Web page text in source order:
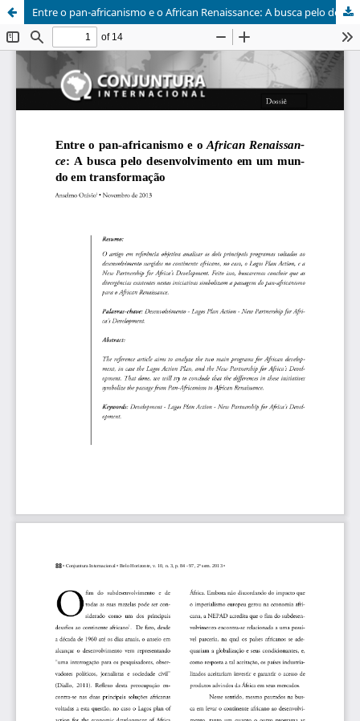
Entre o pan-africanismo e o African Renaissance: A busca pelo desenvolvimento em um mundo em transformação